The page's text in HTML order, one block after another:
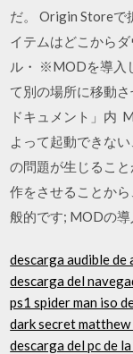
だ。 Origin Storeで
イテムはどこから
ル・ ※MODを導入
て別の場所に移動
ドキュメント」内
よって起動できな
の問題が生じるこ
作をさせることか
般的です; MODの
descarga audible de
descarga del
ps1 spider man iso
dark secret
descarga del pc de